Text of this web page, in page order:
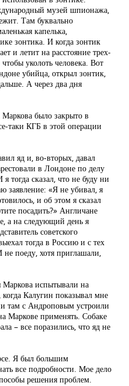
музей шпионажа,
Там буквально
капелька,
зонтика. И когда зонтик
и летит на расстояние трех-
уколоть человека. Вот
убийца, открыл зонтик,
А через два дня
было закрыто в
таки КГБ в этой операции
яд и, во-вторых, давал
в Лондоне по делу
тогда сказал, что не буду ни
заявление: «Я не убивал, я
и об этом я сказал
посадить?» Англичане
а на следующий день я
советского
тогда в Россию и с тех
поеду, хотя приглашали,
Маркова испытывали на
Калугин показывал мне
там с Андроповым устроили
Маркове применять. Собаке
– все поразились, что яд не
Я был большим
все подробности. Мое дело
решения проблем.